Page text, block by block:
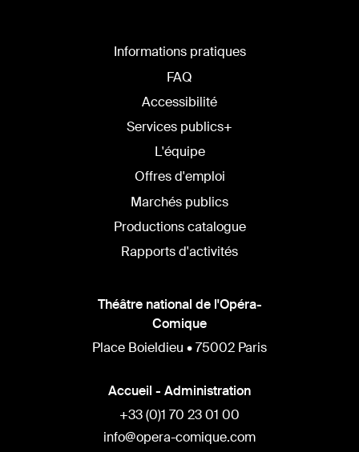
Informations pratiques
FAQ
Accessibilité
Services publics+
L'équipe
Offres d'emploi
Marchés publics
Productions catalogue
Rapports d'activités
Théâtre national de l'Opéra-
Comique
Place Boieldieu • 75002 Paris
Accueil - Administration
+33 (0)1 70 23 01 00
info@opera-comique.com